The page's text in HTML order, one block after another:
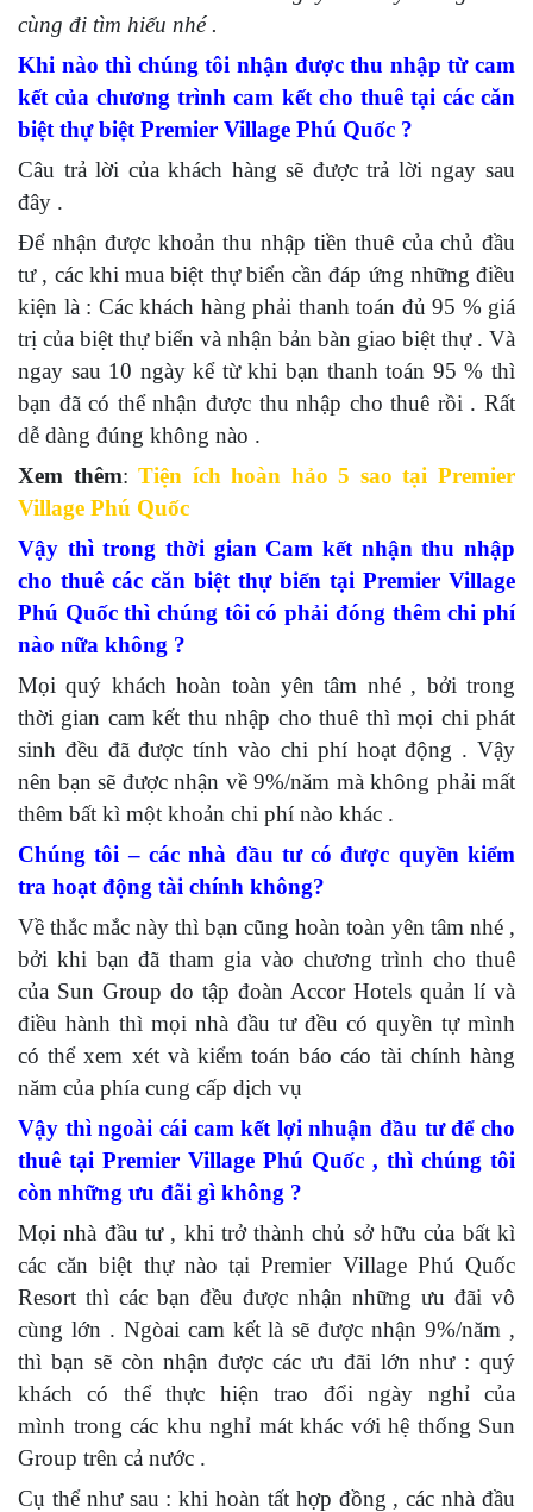
cùng đi tìm hiểu nhé .
Khi nào thì chúng tôi nhận được thu nhập từ cam
kết của chương trình cam kết cho thuê tại các căn
biệt thự biệt Premier Village Phú Quốc ?
Câu trả lời của khách hàng sẽ được trả lời ngay sau
đây .
Để nhận được khoản thu nhập tiền thuê của chủ đầu
tư , các khi mua biệt thự biển cần đáp ứng những điều
kiện là : Các khách hàng phải thanh toán đủ 95 % giá
trị của biệt thự biển và nhận bản bàn giao biệt thự . Và
ngay sau 10 ngày kể từ khi bạn thanh toán 95 % thì
bạn đã có thể nhận được thu nhập cho thuê rồi . Rất
dễ dàng đúng không nào .
Xem thêm:Tiện ích hoàn hảo 5 sao tại Premier
Village Phú Quốc
Vậy thì trong thời gian Cam kết nhận thu nhập
cho thuê các căn biệt thự biển tại Premier Village
Phú Quốc thì chúng tôi có phải đóng thêm chi phí
nào nữa không ?
Mọi quý khách hoàn toàn yên tâm nhé , bởi trong
thời gian cam kết thu nhập cho thuê thì mọi chi phát
sinh đều đã được tính vào chi phí hoạt động . Vậy
nên bạn sẽ được nhận về 9%/năm mà không phải mất
thêm bất kì một khoản chi phí nào khác .
Chúng tôi – các nhà đầu tư có được quyền kiểm
tra hoạt động tài chính không?
Về thắc mắc này thì bạn cũng hoàn toàn yên tâm nhé ,
bởi khi bạn đã tham gia vào chương trình cho thuê
của Sun Group do tập đoàn Accor Hotels quản lí và
điều hành thì mọi nhà đầu tư đều có quyền tự mình
có thể xem xét và kiểm toán báo cáo tài chính hàng
năm của phía cung cấp dịch vụ
Vậy thì ngoài cái cam kết lợi nhuận đầu tư để cho
thuê tại Premier Village Phú Quốc , thì chúng tôi
còn những ưu đãi gì không ?
Mọi nhà đầu tư , khi trở thành chủ sở hữu của bất kì
các căn biệt thự nào tại Premier Village Phú Quốc
Resort thì các bạn đều được nhận những ưu đãi vô
cùng lớn . Ngòai cam kết là sẽ được nhận 9%/năm ,
thì bạn sẽ còn nhận được các ưu đãi lớn như : quý
khách có thể thực hiện trao đổi ngày nghỉ của
mình trong các khu nghỉ mát khác với hệ thống Sun
Group trên cả nước .
Cụ thể như sau : khi hoàn tất hợp đồng , các nhà đầu